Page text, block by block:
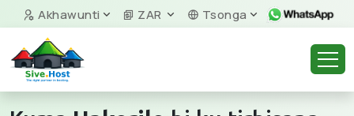
Akhawunti ZAR Tsonga